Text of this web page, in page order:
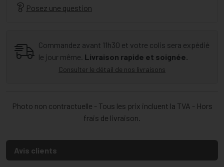
Posez une question
Commandez avant 11h30 et votre colis sera expédié
le jour même. Livraison rapide et soignée.
Consulter le détail de nos livraisons
Photo non contractuelle - Tous les prix incluent la TVA - Hors
frais de livraison.
Avis clients